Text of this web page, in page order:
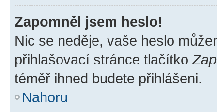
Zapomněl jsem heslo!
Nic se neděje, vaše heslo
přihlašovací stránce tlačítko
téměř ihned budete přihlášeni.
Nahoru